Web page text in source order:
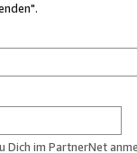
Dich im PartnerNet